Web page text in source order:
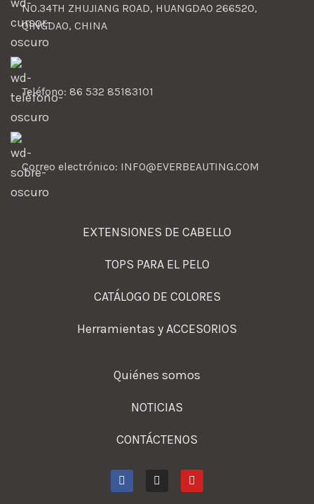
NO.34TH ZHUJIANG ROAD, HUANGDAO 266520,
QINGDAO, CHINA
Teléfono: 86 532 85183101
Correo electrónico: INFO@EVERBEAUTING.COM
EXTENSIONES DE CABELLO
TOPS PARA EL PELO
CATÁLOGO DE COLORES
Herramientas y ACCESORIOS
Quiénes somos
NOTICIAS
CONTÁCTENOS